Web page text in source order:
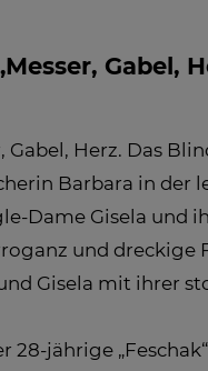
Gabel,
Gabel, Herz. Das
Barbara in der
Dame Gisela und
und
Gisela mit ihrer
28-jährige